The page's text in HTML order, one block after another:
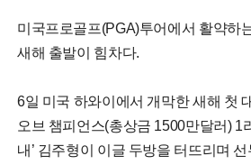
미국프로골프(PGA)투어에서 활약하
새해 출발이 힘차다.
6일 미국 하와이에서 개막한 새해 첫
오브 챔피언스(총상금 1500만달러) 1
내’ 김주형이 이글 두방을 터뜨리며